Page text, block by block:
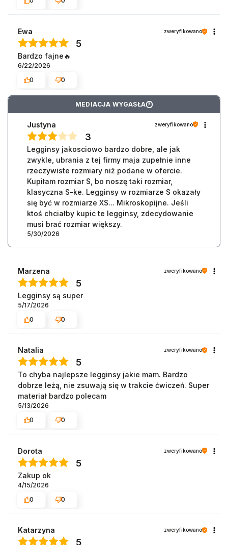
Ewa zweryfikowano
5
Bardzo fajne🔥
6/22/2026
0
0
MEDIACJA WYGASŁA ?
Justyna zweryfikowano
3
Legginsy jakosciowo bardzo dobre, ale jak
zwykle, ubrania z tej firmy maja zupełnie inne
rzeczywiste rozmiary niż podane w ofercie.
Kupiłam rozmiar S, bo noszę taki rozmiar,
klasyczna S-ke. Legginsy w rozmiarze S okazały
się być w rozmiarze XS... Mikroskopijne. Jeśli
ktoś chciałby kupic te legginsy, zdecydowanie
musi brać rozmiar większy.
5/30/2026
Marzena zweryfikowano
5
Legginsy są super
5/17/2026
0
0
Natalia zweryfikowano
5
To chyba najlepsze legginsy jakie mam. Bardzo
dobrze leżą, nie zsuwają się w trakcie ćwiczeń. Super
materiał bardzo polecam
5/13/2026
0
0
Dorota zweryfikowano
5
Zakup ok
4/15/2026
0
0
Katarzyna zweryfikowano
5